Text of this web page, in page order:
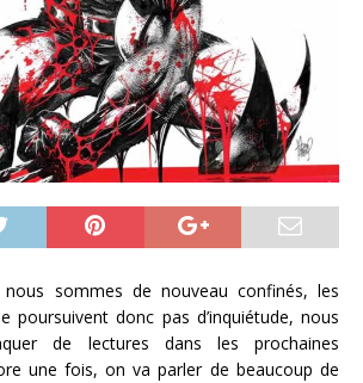
sommes de nouveau confinés, les
poursuivent donc pas d’inquiétude, nous
de lectures dans les prochaines
une fois, on va parler de beaucoup de